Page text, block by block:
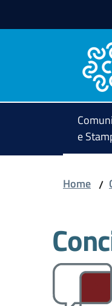
e
Home /